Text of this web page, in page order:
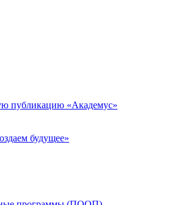
публикацию «Академус»
будущее»